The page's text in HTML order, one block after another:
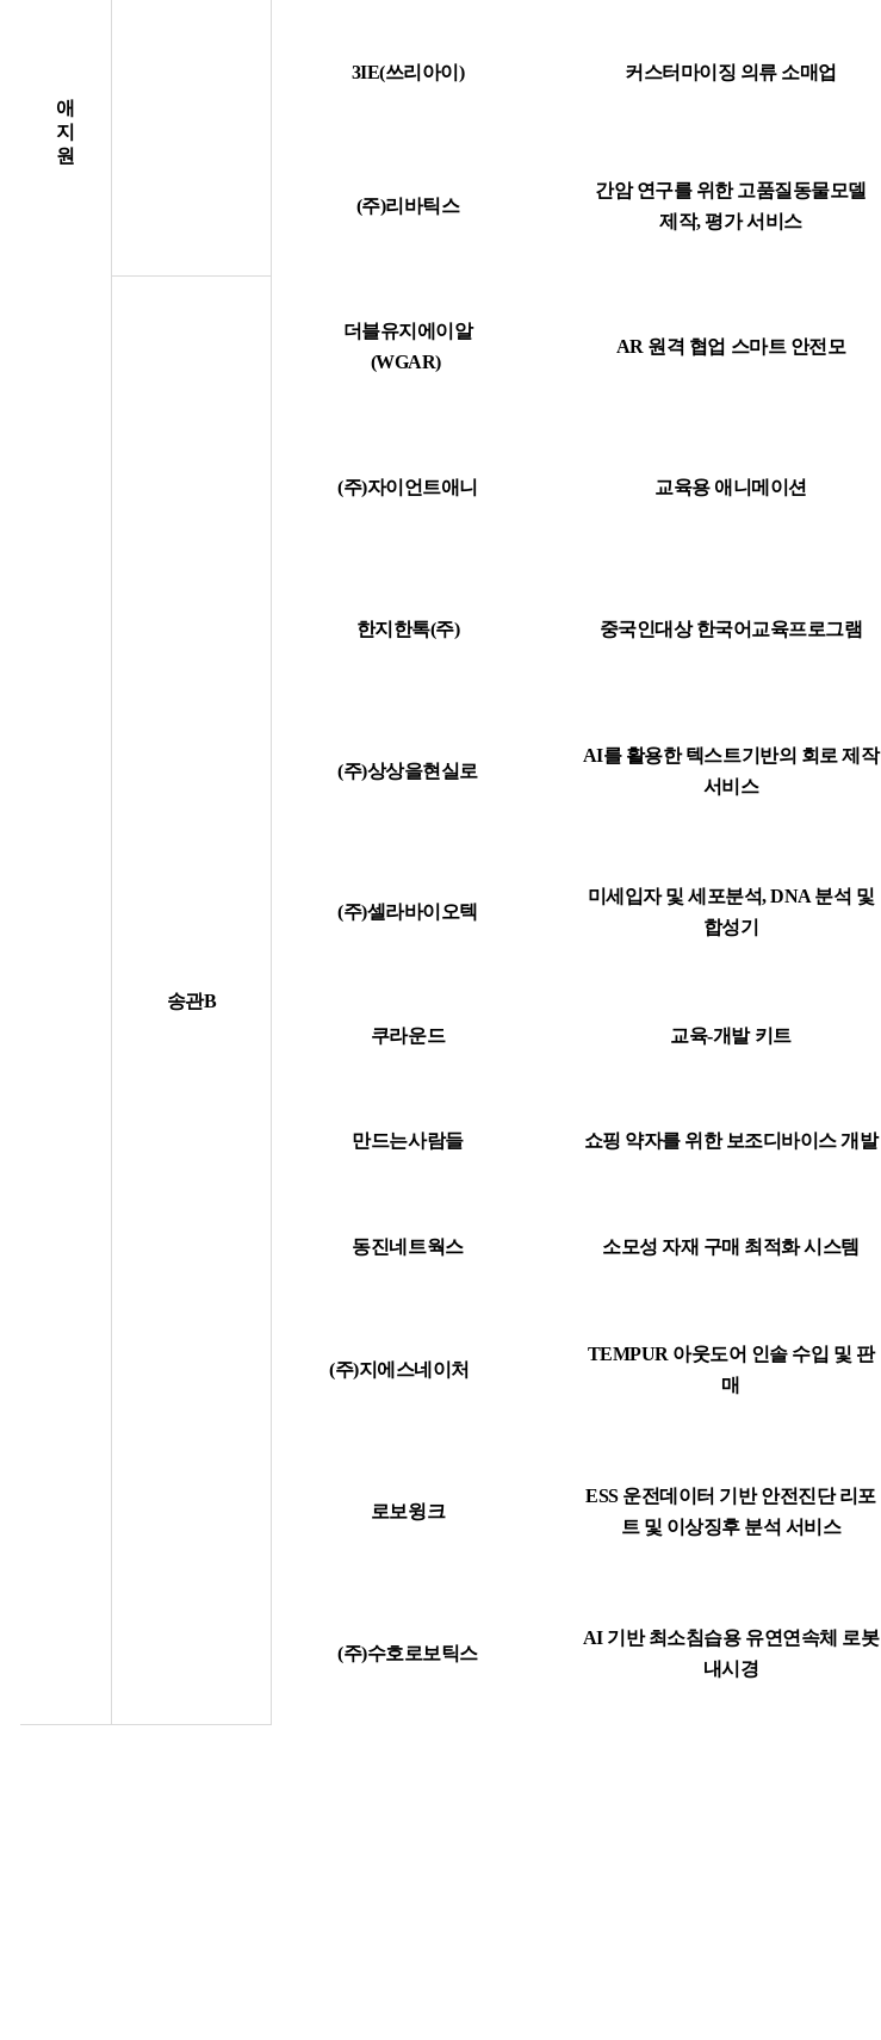
애
지
원
3IE(쓰리아이) 커스터마이징 의류 소매업
(주)리바틱스
간암 연구를 위한 고품질동물모델
제작, 평가 서비스
송관B
더블유지에이알
(WGAR)
AR 원격 협업 스마트 안전모
(주)자이언트애니 교육용 애니메이션
한지한톡(주) 중국인대상 한국어교육프로그램
(주)상상을현실로
AI를 활용한 텍스트기반의 회로 제작
서비스
(주)셀라바이오텍
미세입자 및 세포분석, DNA 분석 및
합성기
쿠라운드 교육-개발 키트
만드는사람들 쇼핑 약자를 위한 보조디바이스 개발
동진네트웍스 소모성 자재 구매 최적화 시스템
(주)지에스네이처
TEMPUR 아웃도어 인솔 수입 및 판
매
로보윙크
ESS 운전데이터 기반 안전진단 리포
트 및 이상징후 분석 서비스
(주)수호로보틱스
AI 기반 최소침습용 유연연속체 로봇
내시경